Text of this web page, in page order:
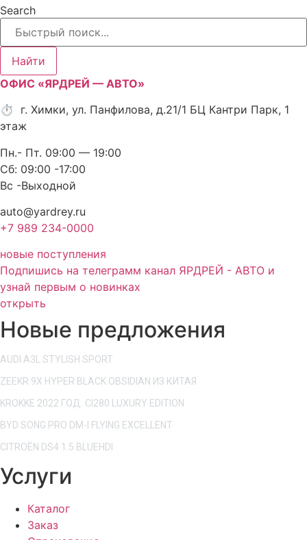
Search
Найти
ОФИС «ЯРДРЕЙ — АВТО»
⏱ г. Химки, ул. Панфилова, д.21/1 БЦ Кантри Парк, 1
этаж
Пн.- Пт. 09:00 — 19:00
Сб: 09:00 -17:00
Вс -Выходной
auto@yardrey.ru
+7 989 234-0000
новые поступления
Подпишись на телеграмм канал ЯРДРЕЙ - АВТО и
узнай первым о новинках
открыть
Новые предложения
AUDI A3L STYLISH SPORT
ZEEKR 9X HYPER BLACK OBSIDIAN ИЗ КИТАЯ
KROKKE 2022 ГОД. CI280 LUXURY EDITION
BYD SONG PRO DM-I FLYING EXCELLENT
CITROËN DS4 1.5 BLUEHDI
Услуги
Каталог
Заказ